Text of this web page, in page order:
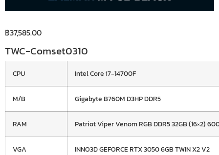
฿37,585.00
TWC-Comset0310
CPU Intel Core i7-14700F
M/B Gigabyte B760M D3HP DDR5
RAM Patriot Viper Venom RGB DDR5 32GB (16×2)
VGA INNO3D GEFORCE RTX 3050 6GB TWIN X2 V2